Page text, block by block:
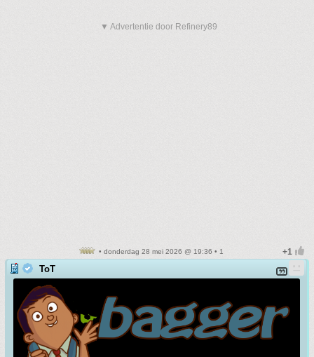
▼ Advertentie door Refinery89
• donderdag 28 mei 2026 @ 19:36 • 1
ToT